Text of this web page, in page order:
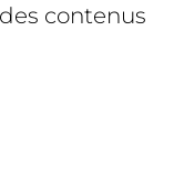
contenus